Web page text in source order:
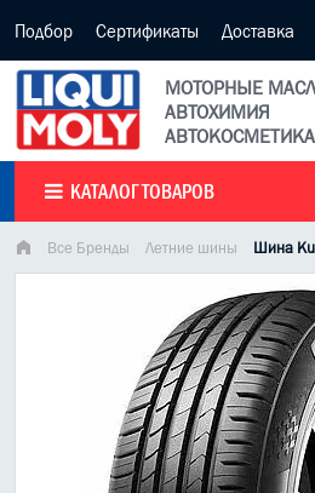
Подбор Сертификаты Доставка
МОТОРНЫЕ
АВТОХИМИЯ
АВТОКОСМЕТИКА
КАТАЛОГ ТОВАРОВ
Все Бренды Летние шины Шина